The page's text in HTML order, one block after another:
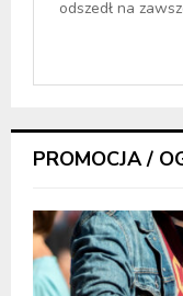
odszedł na
PROMOCJA /